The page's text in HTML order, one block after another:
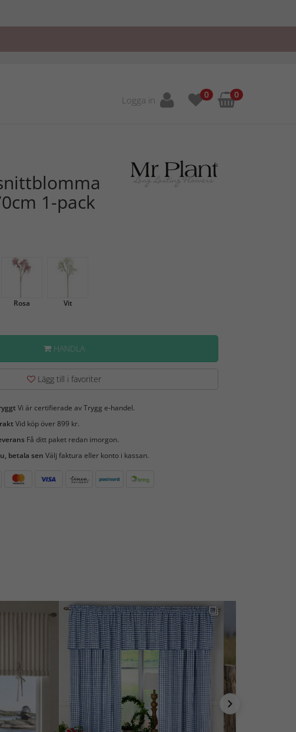
Logga in 0 0
1-pack
Rosa Vit
HANDLA
Lägg till i favoriter
Vi är certifierade av Trygg e-handel.
Vid köp över 899 kr.
Få ditt paket redan imorgon.
betala sen Välj faktura eller konto i kassan.